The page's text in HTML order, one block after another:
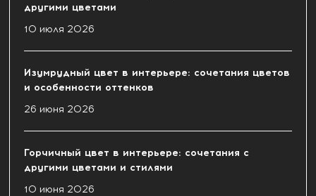
другими цветами
10 июля 2026
Изумрудный цвет в интерьере: сочетания цветов
и особенности оттенков
26 июня 2026
Горчичный цвет в интерьере: сочетания с
другими цветами и стилями
10 июня 2026